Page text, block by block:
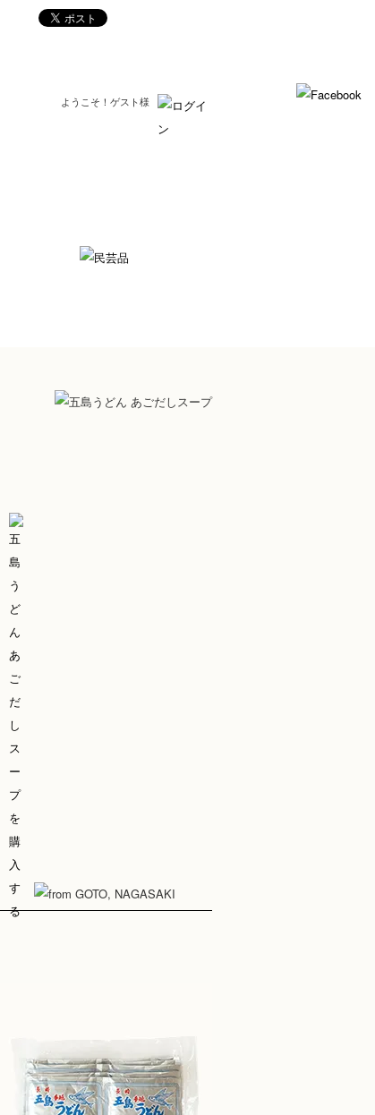
ようこそ！ゲスト様